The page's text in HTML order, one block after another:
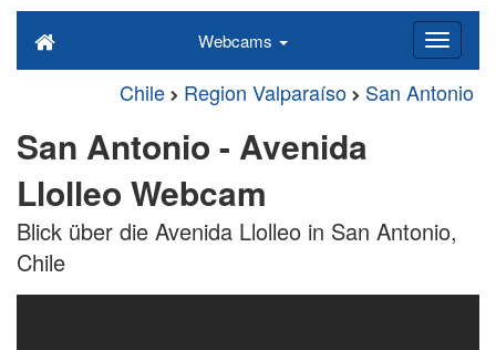
Webcams
Chile Region Valparaíso San Antonio
San Antonio - Avenida
Llolleo Webcam
Blick über die Avenida Llolleo in San Antonio,
Chile